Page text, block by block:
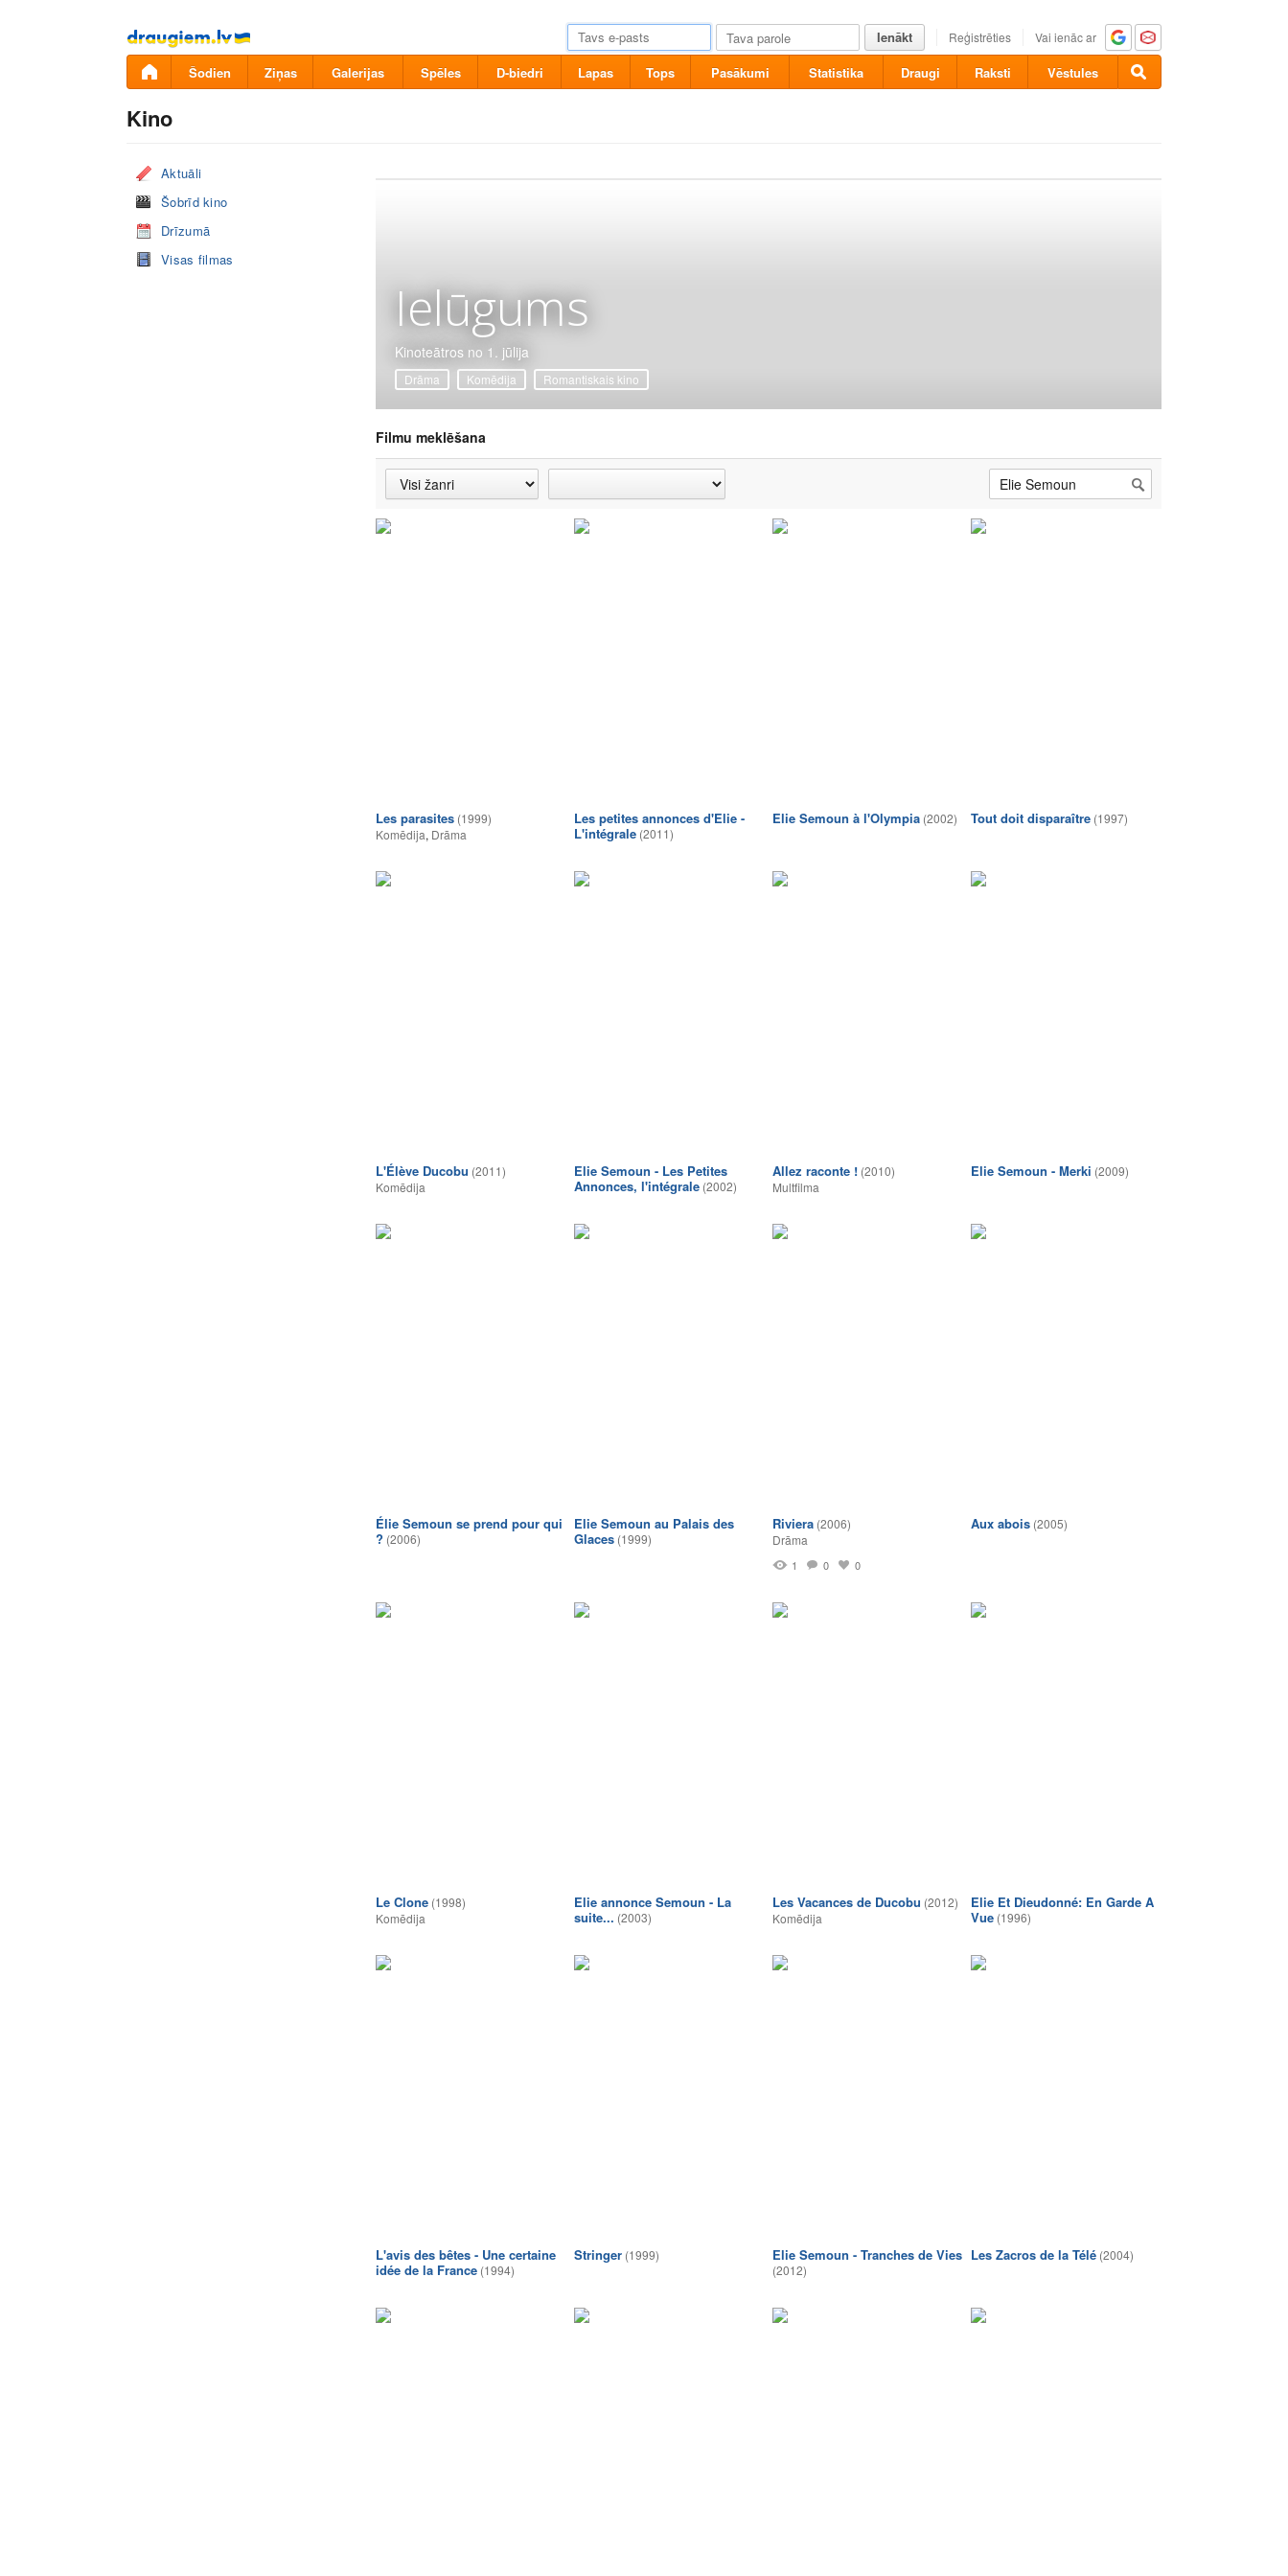
Pāriet
uz
saturu
Ienākt Reģistrēties Vai ienāc ar
Šodien Ziņas Galerijas Spēles D-biedri Lapas Tops Pasākumi Statistika Draugi Raksti Vēstules
Kino
Aktuāli
Šobrīd kino
Drīzumā
Visas filmas
Ielūgums
Kinoteātros no 1. jūlija
Drāma Komēdija Romantiskais kino
Filmu meklēšana
Les parasites (1999)
Komēdija, Drāma
Les petites annonces d'Elie -
L'intégrale (2011)
Elie Semoun à l'Olympia (2002) Tout doit disparaître (1997)
L'Élève Ducobu (2011)
Komēdija
Elie Semoun - Les Petites
Annonces, l'intégrale (2002)
Allez raconte ! (2010)
Multfilma
Elie Semoun - Merki (2009)
Élie Semoun se prend pour qui
? (2006)
Elie Semoun au Palais des
Glaces (1999)
Riviera (2006)
Drāma
1 0 0
Aux abois (2005)
Le Clone (1998)
Komēdija
Elie annonce Semoun - La
suite... (2003)
Les Vacances de Ducobu (2012)
Komēdija
Elie Et Dieudonné: En Garde A
Vue (1996)
L'avis des bêtes - Une certaine
idée de la France (1994)
Stringer (1999) Elie Semoun - Tranches de Vies
(2012)
Les Zacros de la Télé (2004)